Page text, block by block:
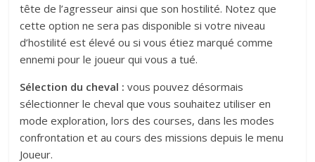
tête de l’agresseur ainsi que son hostilité. Notez que
cette option ne sera pas disponible si votre niveau
d’hostilité est élevé ou si vous étiez marqué comme
ennemi pour le joueur qui vous a tué.
Sélection du cheval : vous pouvez désormais
sélectionner le cheval que vous souhaitez utiliser en
mode exploration, lors des courses, dans les modes
confrontation et au cours des missions depuis le menu
Joueur.